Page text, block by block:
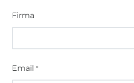
Firma
Email *